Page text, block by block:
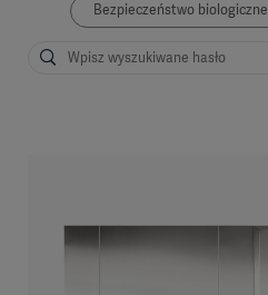
Bezpieczeństwo biologiczne